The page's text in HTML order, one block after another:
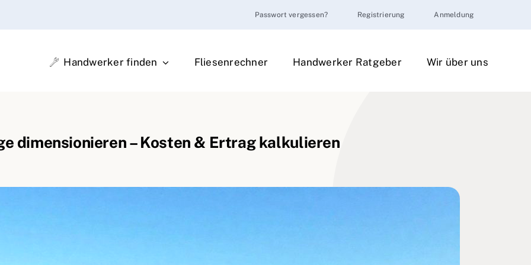
Passwort vergessen? Registrierung Anmeldung
Handwerker finden Fliesenrechner Handwerker Ratgeber Wir über uns
dimensionieren – Kosten & Ertrag kalkulieren